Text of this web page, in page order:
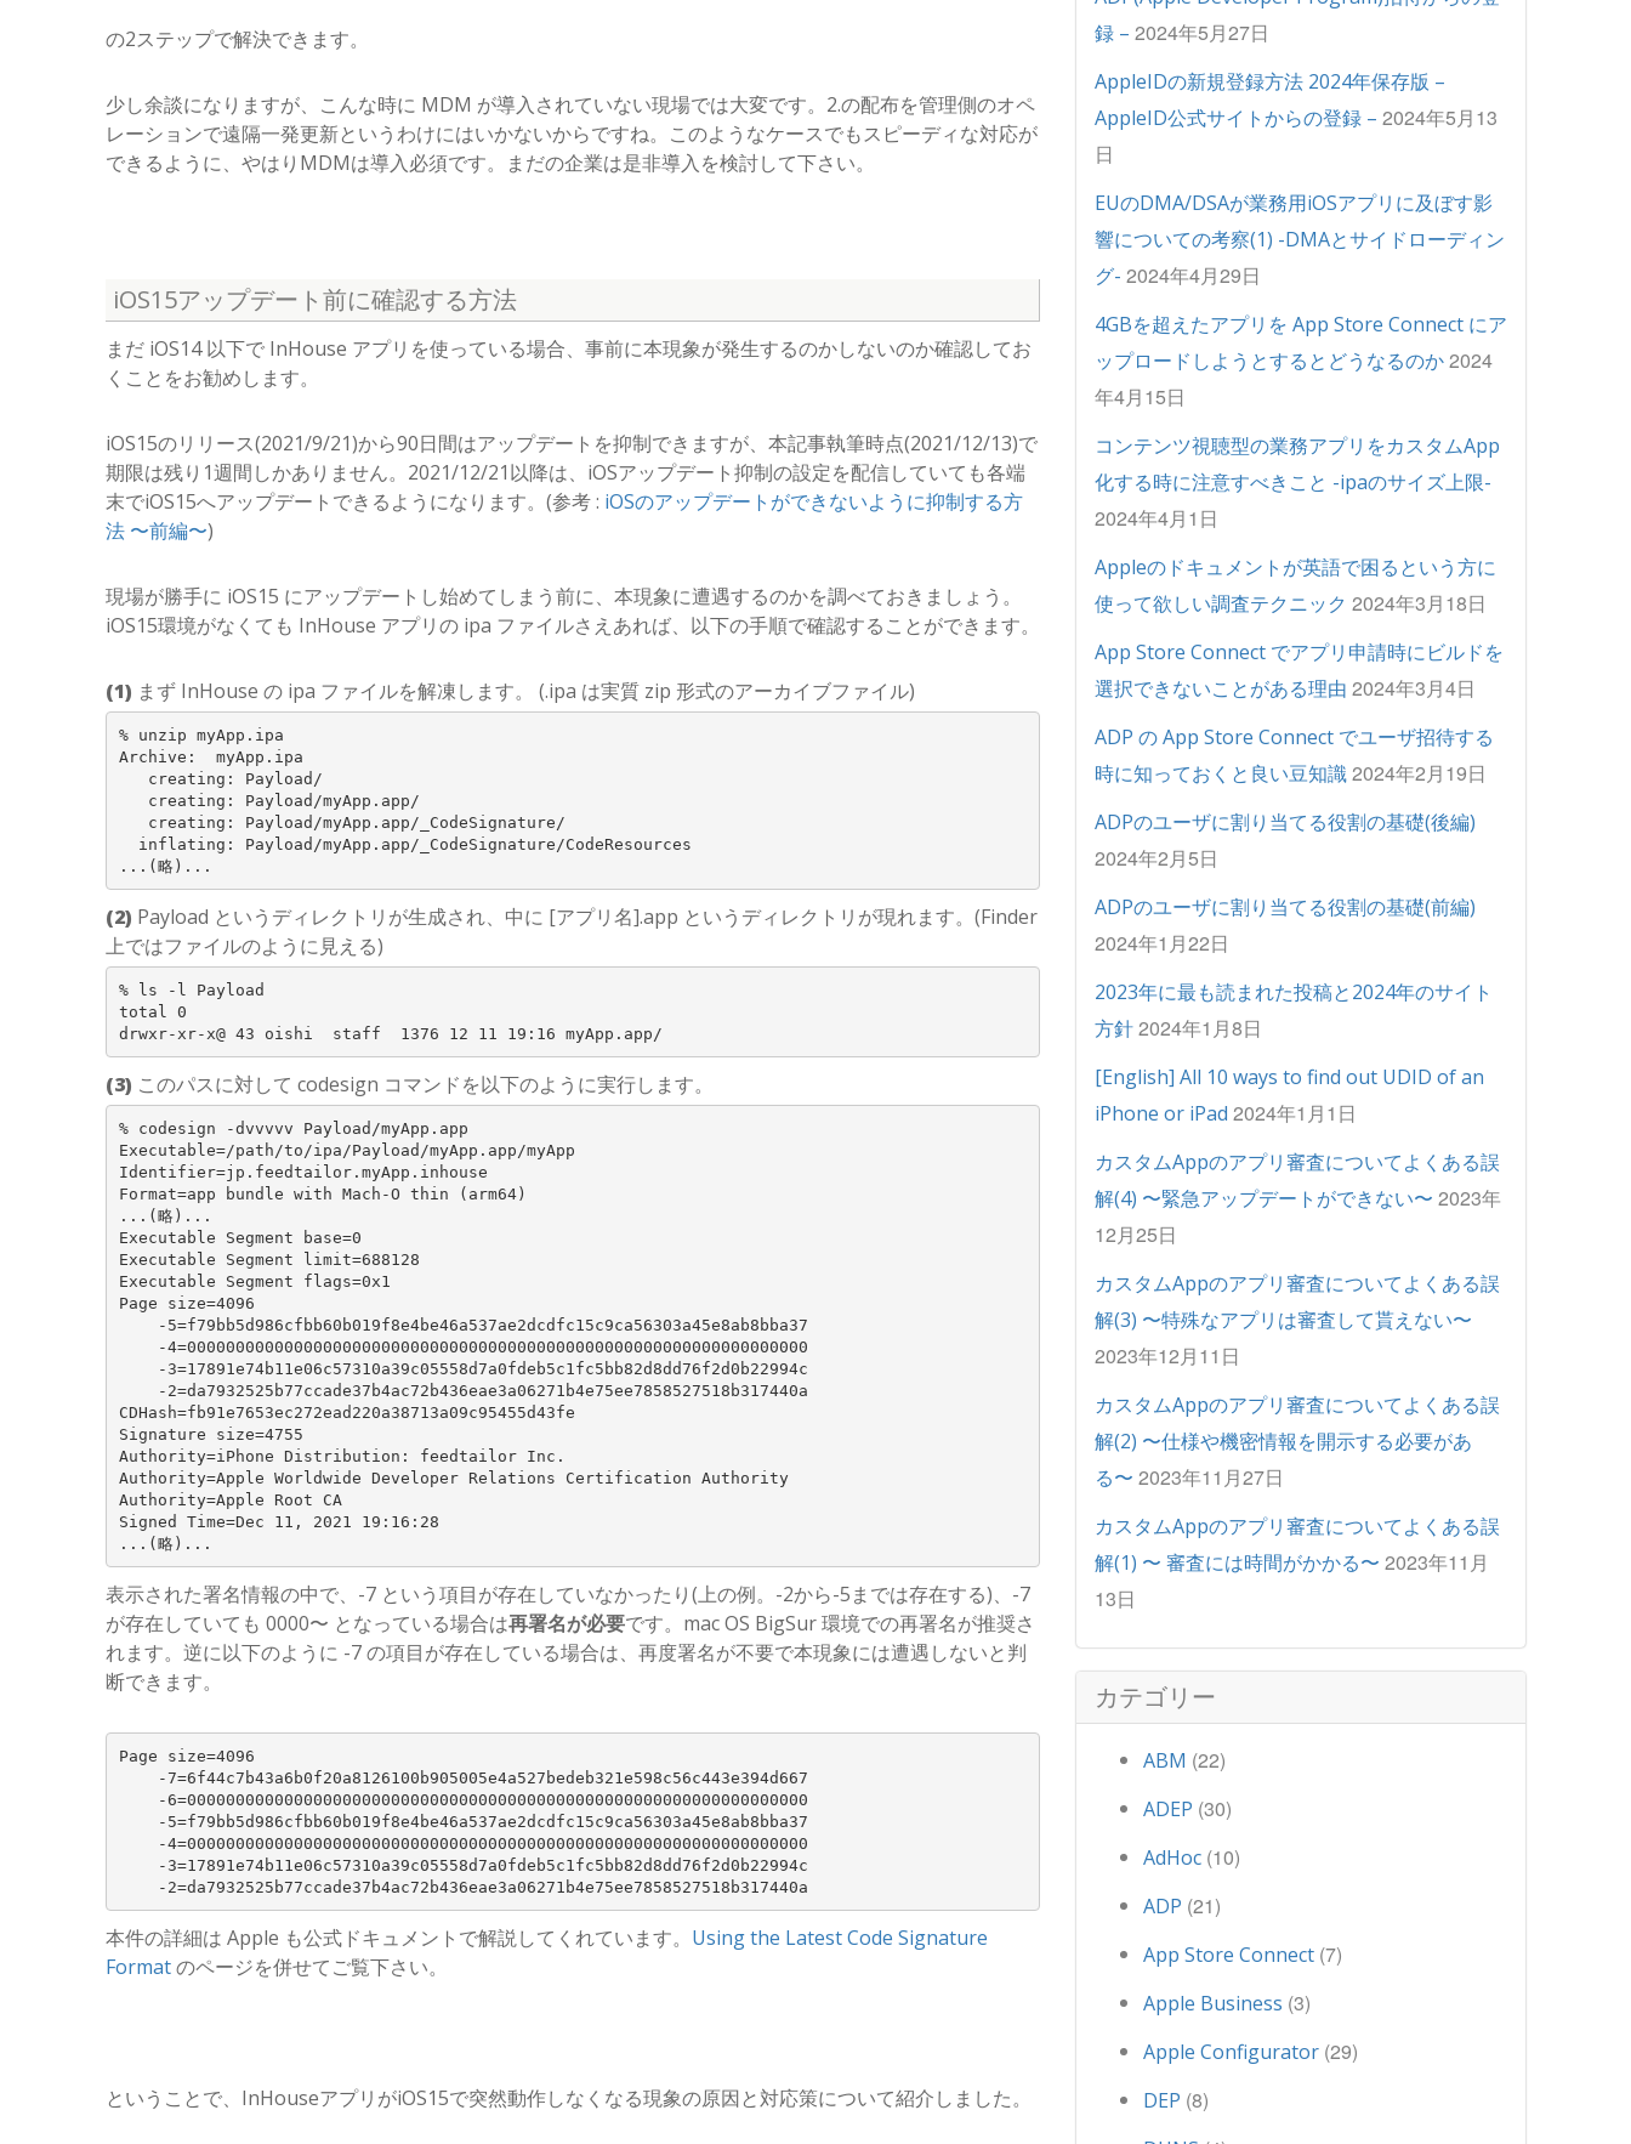
の2ステップで解決できます。
少し余談になりますが、こんな時に MDM が導入されていない現場では大変です。2.の配布を管理側のオペ
レーションで遠隔一発更新というわけにはいかないからですね。このようなケースでもスピーディな対応が
できるように、やはりMDMは導入必須です。まだの企業は是非導入を検討して下さい。
iOS15アップデート前に確認する方法
まだ iOS14 以下で InHouse アプリを使っている場合、事前に本現象が発生するのかしないのか確認してお
くことをお勧めします。
iOS15のリリース(2021/9/21)から90日間はアップデートを抑制できますが、本記事執筆時点(2021/12/13)で
期限は残り1週間しかありません。2021/12/21以降は、iOSアップデート抑制の設定を配信していても各端
末でiOS15へアップデートできるようになります。(参考 : iOSのアップデートができないように抑制する方
法 〜前編〜)
現場が勝手に iOS15 にアップデートし始めてしまう前に、本現象に遭遇するのかを調べておきましょう。
iOS15環境がなくても InHouse アプリの ipa ファイルさえあれば、以下の手順で確認することができます。
(1) まず InHouse の ipa ファイルを解凍します。 (.ipa は実質 zip 形式のアーカイブファイル)
% unzip myApp.ipa
Archive:  myApp.ipa
   creating: Payload/
   creating: Payload/myApp.app/
   creating: Payload/myApp.app/_CodeSignature/
  inflating: Payload/myApp.app/_CodeSignature/CodeResources
(2) Payload というディレクトリが生成され、中に [アプリ名].app というディレクトリが現れます。(Finder
上ではファイルのように見える)
% ls -l Payload
total 0
(3) このパスに対して codesign コマンドを以下のように実行します。
% codesign -dvvvvv Payload/myApp.app
Executable=/path/to/ipa/Payload/myApp.app/myApp
Identifier=jp.feedtailor.myApp.inhouse
Format=app bundle with Mach-O thin (arm64)
...(略)...
Executable Segment base=0
Executable Segment limit=688128
Executable Segment flags=0x1
Page size=4096
    -5=f79bb5d986cfbb60b019f8e4be46a537ae2dcdfc15c9ca56303a45e8ab8bba37
    -4=0000000000000000000000000000000000000000000000000000000000000000
    -3=17891e74b11e06c57310a39c05558d7a0fdeb5c1fc5bb82d8dd76f2d0b22994c
    -2=da7932525b77ccade37b4ac72b436eae3a06271b4e75ee7858527518b317440a
CDHash=fb91e7653ec272ead220a38713a09c95455d43fe
Signature size=4755
Authority=iPhone Distribution: feedtailor Inc.
Authority=Apple Worldwide Developer Relations Certification Authority
Authority=Apple Root CA
Signed Time=Dec 11, 2021 19:16:28
表示された署名情報の中で、-7 という項目が存在していなかったり(上の例。-2から-5までは存在する)、-7
が存在していても 0000〜 となっている場合は再署名が必要です。mac OS BigSur 環境での再署名が推奨さ
れます。逆に以下のように -7 の項目が存在している場合は、再度署名が不要で本現象には遭遇しないと判
断できます。
Page size=4096
    -7=6f44c7b43a6b0f20a8126100b905005e4a527bedeb321e598c56c443e394d667
    -6=0000000000000000000000000000000000000000000000000000000000000000
    -5=f79bb5d986cfbb60b019f8e4be46a537ae2dcdfc15c9ca56303a45e8ab8bba37
    -4=0000000000000000000000000000000000000000000000000000000000000000
    -3=17891e74b11e06c57310a39c05558d7a0fdeb5c1fc5bb82d8dd76f2d0b22994c
本件の詳細は Apple も公式ドキュメントで解説してくれています。 Using the Latest Code Signature
Formatのページを併せてご覧下さい。
ということで、InHouseアプリがiOS15で突然動作しなくなる現象の原因と対応策について紹介しました。
録 – 2024年5月27日
AppleIDの新規登録方法 2024年保存版 –
AppleID公式サイトからの登録 – 2024年5月13
日
EUのDMA/DSAが業務用iOSアプリに及ぼす影
響についての考察(1) -DMAとサイドローディン
グ- 2024年4月29日
4GBを超えたアプリを App Store Connect にア
ップロードしようとするとどうなるのか2024
年4月15日
コンテンツ視聴型の業務アプリをカスタムApp
化する時に注意すべきこと -ipaのサイズ上限-
2024年4月1日
Appleのドキュメントが英語で困るという方に
使って欲しい調査テクニック 2024年3月18日
App Store Connect でアプリ申請時にビルドを
選択できないことがある理由 2024年3月4日
ADP の App Store Connect でユーザ招待する
時に知っておくと良い豆知識2024年2月19日
ADPのユーザに割り当てる役割の基礎(後編)
2024年2月5日
ADPのユーザに割り当てる役割の基礎(前編)
2024年1月22日
2023年に最も読まれた投稿と2024年のサイト
方針2024年1月8日
[English] All 10 ways to find out UDID of an
iPhone or iPad 2024年1月1日
カスタムAppのアプリ審査についてよくある誤
解(4) 〜緊急アップデートができない〜 2023年
12月25日
カスタムAppのアプリ審査についてよくある誤
解(3) 〜特殊なアプリは審査して貰えない〜
2023年12月11日
カスタムAppのアプリ審査についてよくある誤
解(2) 〜仕様や機密情報を開示する必要があ
る〜 2023年11月27日
カスタムAppのアプリ審査についてよくある誤
解(1) 〜 審査には時間がかかる〜 2023年11月
13日
カテゴリー
ABM (22)
ADEP (30)
AdHoc (10)
ADP (21)
App Store Connect (7)
Apple Business (3)
Apple Configurator (29)
DEP (8)